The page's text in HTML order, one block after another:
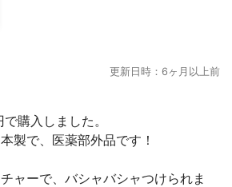
更新日時：6ヶ月以上前
購入しました。
製で、医薬部外品です！
ャーで、バシャバシャつけられま